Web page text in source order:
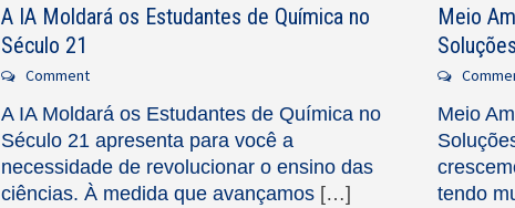
A IA Moldará os Estudantes de Química no
Século 21
Comment
A IA Moldará os Estudantes de Química no
Século 21 apresenta para você a
necessidade de revolucionar o ensino das
ciências. À medida que avançamos […]
Meio
Soluções
Meio
tendo